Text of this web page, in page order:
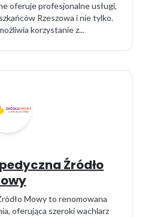
oferuje profesjonalne usługi,
Rzeszowa i nie tylko.
korzystanie z...
Źródło
Mowy to renomowana
oferująca szeroki wachlarz